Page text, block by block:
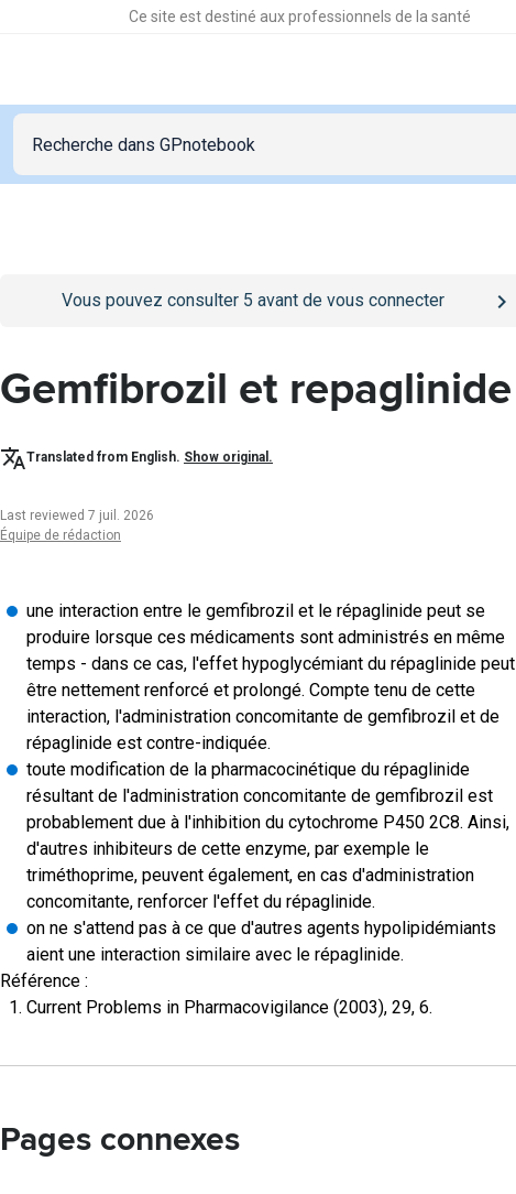
Ce site est destiné aux professionnels de la santé
/se-connecterpage
Vous pouvez consulter 5 avant de vous connecter
Gemfibrozil et repaglinide
Translated from English. Show original.
Last reviewed 7 juil. 2026
Équipe de rédaction
une interaction entre le gemfibrozil et le répaglinide peut se
produire lorsque ces médicaments sont administrés en même
temps - dans ce cas, l'effet hypoglycémiant du répaglinide peut
être nettement renforcé et prolongé. Compte tenu de cette
interaction, l'administration concomitante de gemfibrozil et de
répaglinide est contre-indiquée.
toute modification de la pharmacocinétique du répaglinide
résultant de l'administration concomitante de gemfibrozil est
probablement due à l'inhibition du cytochrome P450 2C8. Ainsi,
d'autres inhibiteurs de cette enzyme, par exemple le
triméthoprime, peuvent également, en cas d'administration
concomitante, renforcer l'effet du répaglinide.
on ne s'attend pas à ce que d'autres agents hypolipidémiants
aient une interaction similaire avec le répaglinide.
Référence :
Current Problems in Pharmacovigilance (2003), 29, 6.
Pages connexes